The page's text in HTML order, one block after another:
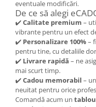
eventuale modificări.
De ce să alegi
✔️Calitate premium –
vibrante pentru un efect
✔️ Personalizare 100%–
pentru tine, cu detaliile
✔️ Livrare rapidă – ne
mai scurt timp.
✔️Cadou memorabil –
neuitat pentru orice
Comandă acum un